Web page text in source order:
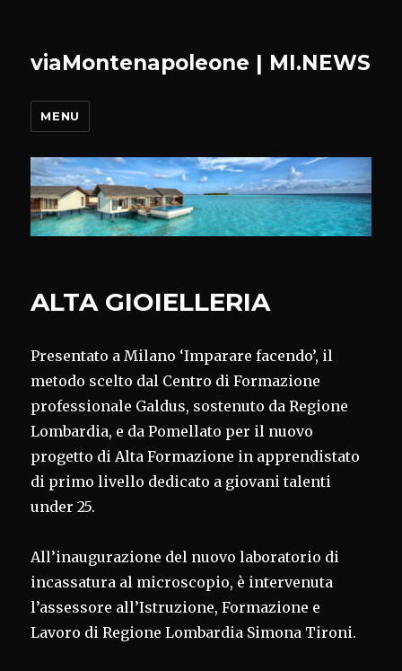
viaMontenapoleone | MI.NEWS
MENU
ALTA GIOIELLERIA
Presentato a Milano ‘Imparare facendo’, il
metodo scelto dal Centro di Formazione
professionale Galdus, sostenuto da Regione
Lombardia, e da Pomellato per il nuovo
progetto di Alta Formazione in apprendistato
di primo livello dedicato a giovani talenti
under 25.
All’inaugurazione del nuovo laboratorio di
incassatura al microscopio, è intervenuta
l’assessore all’Istruzione, Formazione e
Lavoro di Regione Lombardia Simona Tironi.